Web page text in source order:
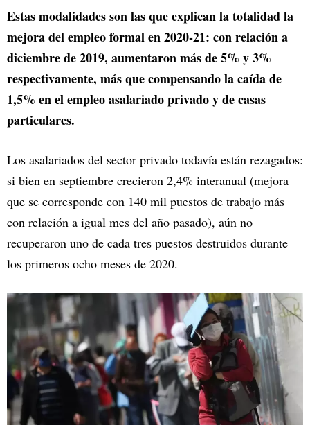
Estas modalidades son las que explican la totalidad la
mejora del empleo formal en 2020-21: con relación a
diciembre de 2019, aumentaron más de 5% y 3%
respectivamente, más que compensando la caída de
1,5% en el empleo asalariado privado y de casas
particulares.
Los asalariados del sector privado todavía están rezagados:
si bien en septiembre crecieron 2,4% interanual (mejora
que se corresponde con 140 mil puestos de trabajo más
con relación a igual mes del año pasado), aún no
recuperaron uno de cada tres puestos destruidos durante
los primeros ocho meses de 2020.